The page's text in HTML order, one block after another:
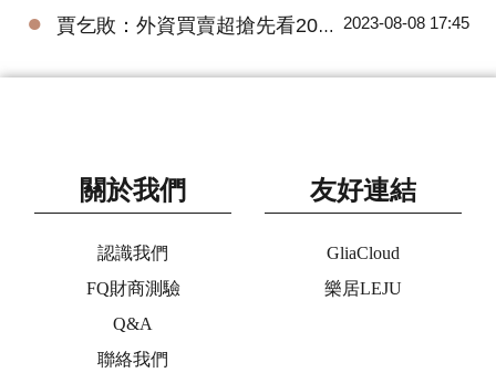
● 賈乞敗：外資買賣超搶先看20230808 2023-08-08 17:45
關於我們
認識我們
FQ財商測驗
Q&A
聯絡我們
友好連結
GliaCloud
樂居LEJU